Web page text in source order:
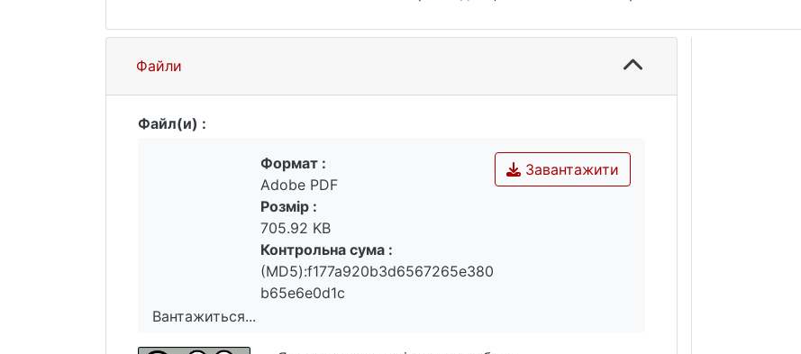
Файли
Файл(и) :
Вантажиться...
Вантажиться...
Завантажити
Формат :
Adobe PDF
Розмір :
705.92 KB
Контрольна сума :
(MD5):f177a920b3d6567265e380
b65e6e0d1c